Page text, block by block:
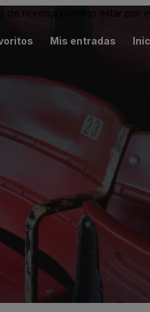
de reventa pueden estar por
Mis entradas